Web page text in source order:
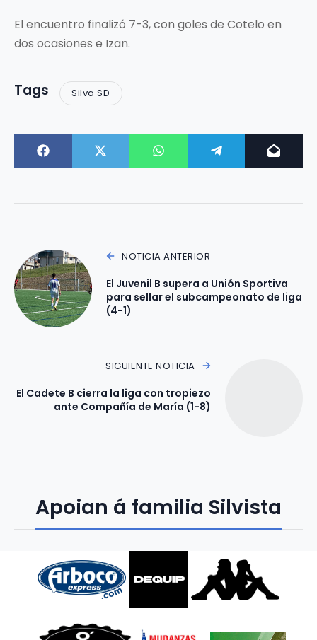
El encuentro finalizó 7-3, con goles de Cotelo en
dos ocasiones e Izan.
Tags Silva SD
NOTICIA ANTERIOR
El Juvenil B supera a Unión Sportiva
para sellar el subcampeonato de liga
(4-1)
SIGUIENTE NOTICIA
El Cadete B cierra la liga con tropiezo
ante Compañía de María (1-8)
Apoian á familia Silvista